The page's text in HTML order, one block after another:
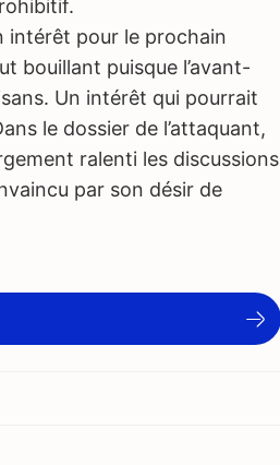
intérêt pour le prochain
bouillant puisque l’avant-
Un intérêt qui pourrait
le dossier de l’attaquant,
ralenti les discussions
par son désir de